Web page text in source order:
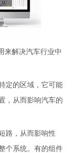
来解决汽车行业中
定的区域，它可能
，从而影响汽车的
路，从而影响性
个系统。有的组件